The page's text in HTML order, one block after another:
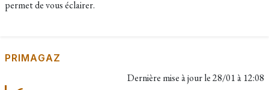
permet de vous éclairer.
PRIMAGAZ
Dernière mise à jour le28/01 à 12:08